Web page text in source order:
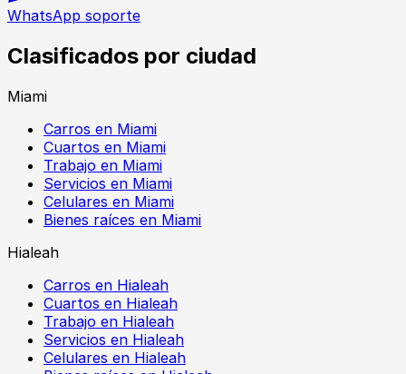
WhatsApp soporte
Clasificados por ciudad
Miami
Carros en Miami
Cuartos en Miami
Trabajo en Miami
Servicios en Miami
Celulares en Miami
Bienes raíces en Miami
Hialeah
Carros en Hialeah
Cuartos en Hialeah
Trabajo en Hialeah
Servicios en Hialeah
Celulares en Hialeah